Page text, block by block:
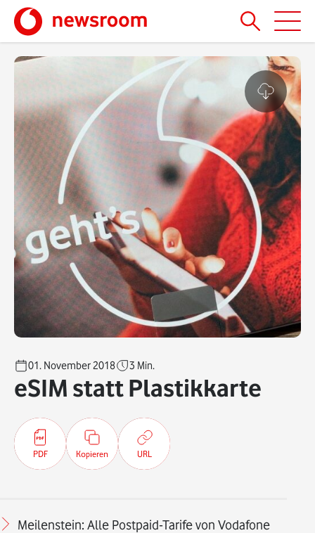
01. November 2018 3 Min.
eSIM statt Plastikkarte
PDF Kopieren URL
Meilenstein: Alle Postpaid-Tarife von Vodafone